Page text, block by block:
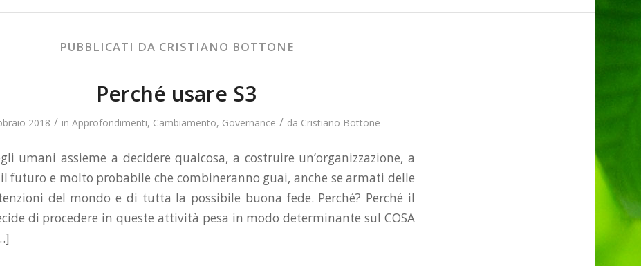
PUBBLICATI DA CRISTIANO BOTTONE
Perché usare S3
2018 / in Approfondimenti, Cambiamento, Governance / da Cristiano Bottone
umani assieme a decidere qualcosa, a costruire un’organizzazione, a
futuro e molto probabile che combineranno guai, anche se armati delle
del mondo e di tutta la possibile buona fede. Perché? Perché il
di procedere in queste attività pesa in modo determinante sul COSA